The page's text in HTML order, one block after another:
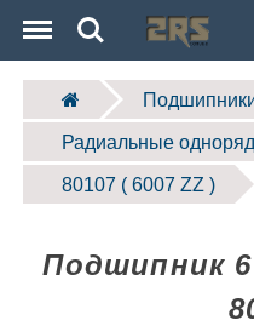
Search
Радиальные
80107 ( 6007 ZZ )
Подшипник